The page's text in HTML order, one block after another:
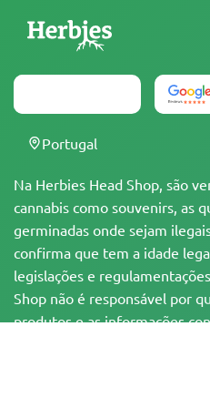
Na Herbies Head Shop, são
cannabis como souvenirs, as
germinadas onde sejam
confirma que tem a idade
legislações e
Shop não é responsável por
produtos e as informações
Portugal